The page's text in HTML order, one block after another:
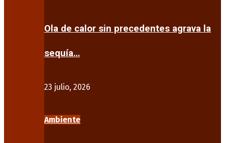
Ola de calor sin precedentes agrava la
sequía…
23 julio, 2026
Ambiente